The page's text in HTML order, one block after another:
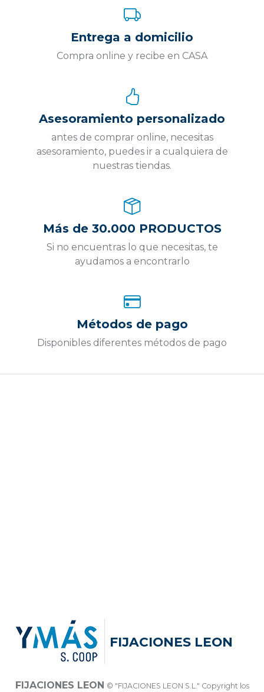
Entrega a domicilio
Compra online y recibe en CASA
Asesoramiento personalizado
antes de comprar online, necesitas
asesoramiento, puedes ir a cualquiera de
nuestras tiendas.
Más de 30.000 PRODUCTOS
Si no encuentras lo que necesitas, te
ayudamos a encontrarlo
Métodos de pago
Disponibles diferentes métodos de pago
FIJACIONES LEON
FIJACIONES LEON © "FIJACIONES LEON S.L." Copyright los